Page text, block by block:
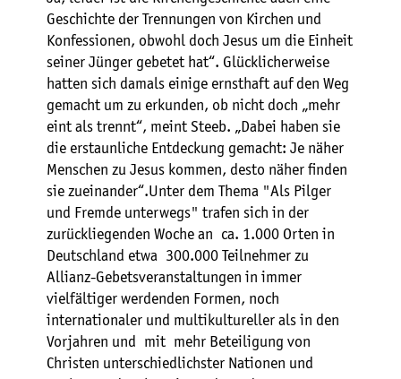
Geschichte der Trennungen von Kirchen und
Konfessionen, obwohl doch Jesus um die Einheit
seiner Jünger gebetet hat“. Glücklicherweise
hatten sich damals einige ernsthaft auf den Weg
gemacht um zu erkunden, ob nicht doch „mehr
eint als trennt“, meint Steeb. „Dabei haben sie
die erstaunliche Entdeckung gemacht: Je näher
Menschen zu Jesus kommen, desto näher finden
sie zueinander“.Unter dem Thema "Als Pilger
und Fremde unterwegs" trafen sich in der
zurückliegenden Woche an ca. 1.000 Orten in
Deutschland etwa 300.000 Teilnehmer zu
Allianz-Gebetsveranstaltungen in immer
vielfältiger werdenden Formen, noch
internationaler und multikultureller als in den
Vorjahren und mit mehr Beteiligung von
Christen unterschiedlichster Nationen und